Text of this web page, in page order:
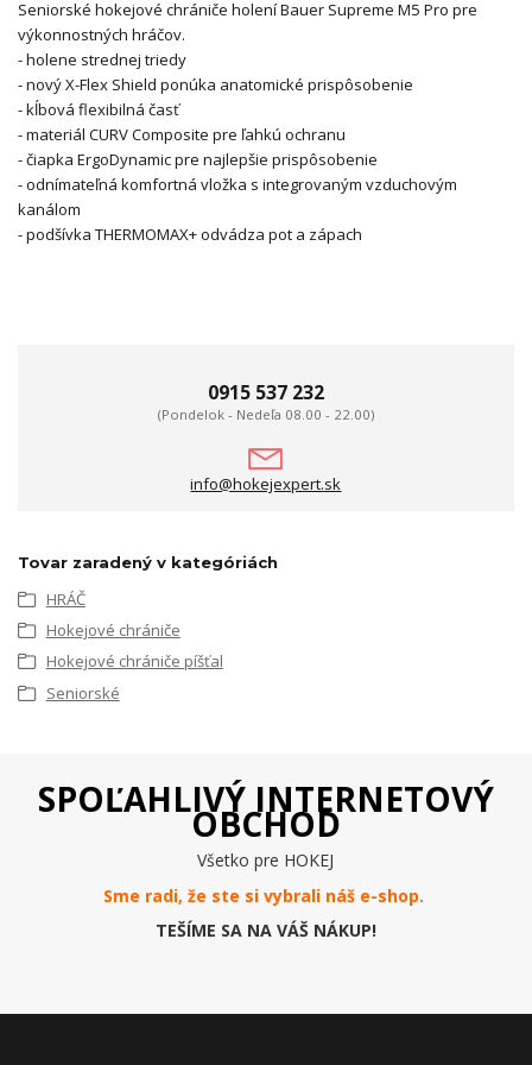
Seniorské hokejové chrániče holení Bauer Supreme M5 Pro pre
výkonnostných hráčov.
- holene strednej triedy
- nový X-Flex Shield ponúka anatomické prispôsobenie
- kĺbová flexibilná časť
- materiál CURV Composite pre ľahkú ochranu
- čiapka ErgoDynamic pre najlepšie prispôsobenie
- odnímateľná komfortná vložka s integrovaným vzduchovým
kanálom
- podšívka THERMOMAX+ odvádza pot a zápach
0915 537 232
(Pondelok - Nedeľa 08.00 - 22.00)
info@hokejexpert.sk
Tovar zaradený v kategóriách
HRÁČ
Hokejové chrániče
Hokejové chrániče píšťal
Seniorské
SPOĽAHLIVÝ INTERNETOVÝ
OBCHOD
Všetko pre HOKEJ
Sme radi, že ste si vybrali náš e-shop.
TEŠÍME SA NA VÁŠ NÁKUP!